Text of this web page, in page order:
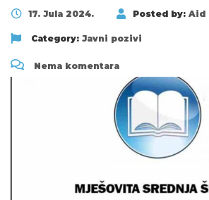
17. Jula 2024. Posted by: Aid
Category: Javni pozivi
Nema komentara